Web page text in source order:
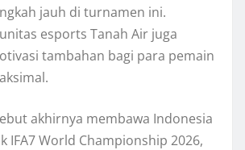
jauh di turnamen ini.
esports Tanah Air juga
tambahan bagi para pemain
akhirnya membawa Indonesia
IFA7 World Championship 2026,